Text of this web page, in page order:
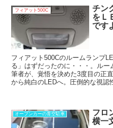
フィアット500C
チン
をＬ
です
フィアット500Cのルームランプ
る」はずだったのに・・・。ル
筆者が、覚悟を決めた3度目の正
から純白のLEDへ。圧倒的な視認
オープンカーの青空駐車
フロ
横一